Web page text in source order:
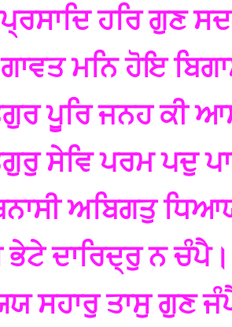
ਹਰਿ ਗੁਣ
ਮਨਿ ਹੋਇ
ਪੂਰਿ ਜਨਹ ਕੀ
ਸੇਵਿ ਪਰਮ ਪਦੁ
ਅਬਿਗਤੁ
ਭੇਟੇ ਦਾਰਿਦ੍ਰੁ ਨ
ਸਹਾਰੁ ਤਾਸੁ ਗੁਣ